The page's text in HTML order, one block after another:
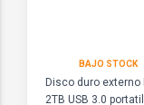
BAJO STOCK
Disco duro externo
2TB USB 3.0